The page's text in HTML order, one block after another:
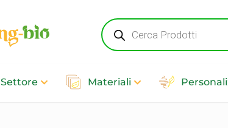
Products
search
Settore Materiali